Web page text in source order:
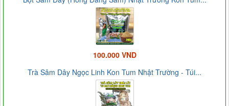
100.000 VND
Trà Sâm Dây Ngọc Linh Kon Tum Nhật Trường - Túi...